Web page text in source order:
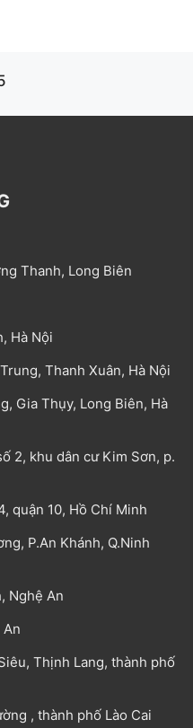
Thanh, Long Biên
Hà Nội
Thanh Xuân, Hà Nội
Gia Thụy, Long Biên, Hà
2, khu dân cư Kim Sơn, p.
quận 10, Hồ Chí Minh
P.An Khánh, Q.Ninh
Nghệ An
Thịnh Lang, thành phố
, thành phố Lào Cai